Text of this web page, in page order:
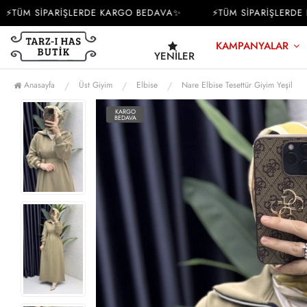
SİPARİŞLERDE KARGO BEDAVA✨ ⚡TÜM SİPARİŞLERDE
YENILER
KAMPANYALAR
Anasayfa Üst Giyim Elbise Nare Elbise Tesettür Giyim Yeşil
KARGO
BEDAVA